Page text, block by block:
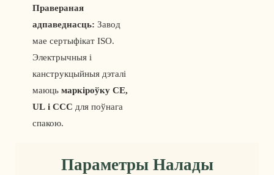
Правераная
адпаведнасць: Завод
мае сертыфікат ISO.
Электрычныя і
канструкцыйныя дэталі
маюцьмаркіроўку CE,
UL і CCC для поўнага
спакою.
Параметры Налады